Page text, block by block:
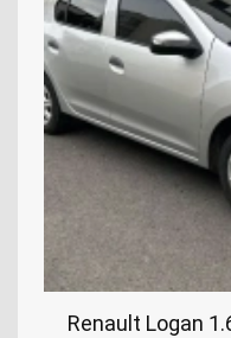
Renault Logan